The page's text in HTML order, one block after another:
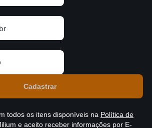
todos os itens disponíveis na Política de
e aceito receber informações por E-